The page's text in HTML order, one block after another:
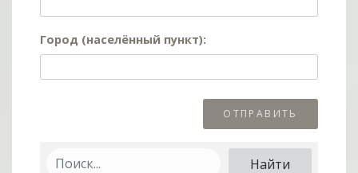
Город (населённый пункт):